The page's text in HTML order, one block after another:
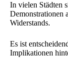
In vielen Städten
Demonstrationen
Widerstands.
Es ist
Implikationen